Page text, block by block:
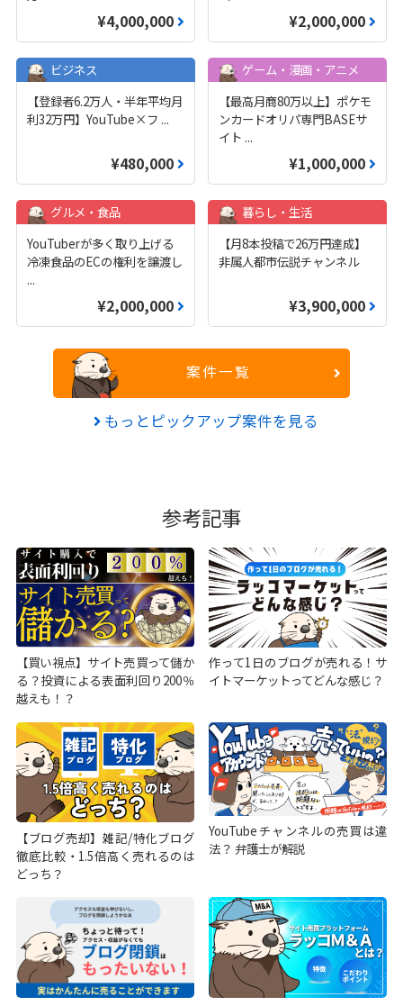
¥4,000,000 ¥2,000,000
ビジネス
【登録者6.2万人・半年平均月
利32万円】YouTube×フ ...
¥480,000
ゲーム・漫画・アニメ
【最高月商80万以上】ポケモ
ンカードオリパ専門BASEサ
イト ...
¥1,000,000
グルメ・食品
YouTuberが多く取り上げる
冷凍食品のECの権利を譲渡し
...
¥2,000,000
暮らし・生活
【月8本投稿で26万円達成】
非属人都市伝説チャンネル
¥3,900,000
案件一覧
もっとピックアップ案件を見る
参考記事
【買い視点】サイト売買って儲か
る？投資による表面利回り200％
越えも！？
作って1日のブログが売れる！サ
イトマーケットってどんな感じ？
【ブログ売却】雑記/特化ブログ
徹底比較・1.5倍高く売れるのは
どっち？
YouTubeチャンネルの売買は違
法？ 弁護士が解説